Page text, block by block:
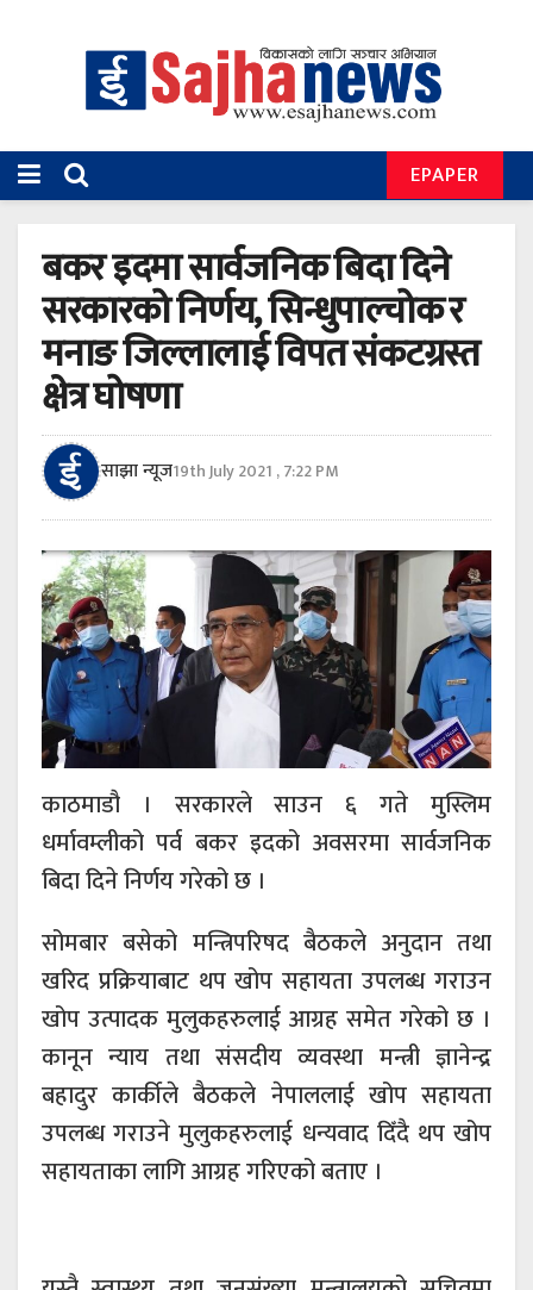
EPAPER
बकर इदमा सार्वजनिक बिदा दिने
सरकारको निर्णय, सिन्धुपाल्चोक र
मनाङ जिल्लालाई विपत संकटग्रस्त
क्षेत्र घोषणा
साझा न्यूज19th July 2021 , 7:22 PM
काठमाडौ । सरकारले साउन ६ गते मुस्लिम
धर्मावम्लीको पर्व बकर इदको अवसरमा सार्वजनिक
बिदा दिने निर्णय गरेको छ ।
सोमबार बसेको मन्त्रिपरिषद बैठकले अनुदान तथा
खरिद प्रक्रियाबाट थप खोप सहायता उपलब्ध गराउन
खोप उत्पादक मुलुकहरुलाई आग्रह समेत गरेको छ ।
कानून न्याय तथा संसदीय व्यवस्था मन्त्री ज्ञानेन्द्र
बहादुर कार्कीले बैठकले नेपाललाई खोप सहायता
उपलब्ध गराउने मुलुकहरुलाई धन्यवाद दिँदै थप खोप
सहायताका लागि आग्रह गरिएको बताए ।